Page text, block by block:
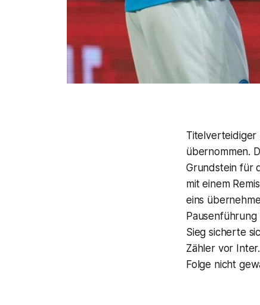
Titelverteidiger
übernommen.
Grundstein für
mit einem
eins
Sieg sicherte
Zähler vor
Folge nicht